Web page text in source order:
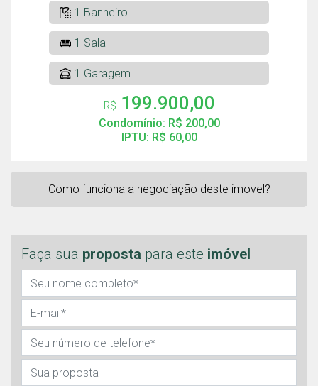
Faça sua proposta para este imóvel
1 Banheiro
1 Sala
1 Garagem
R$ 199.900,00
Condomínio: R$ 200,00
IPTU: R$ 60,00
Como funciona a negociação deste imovel?